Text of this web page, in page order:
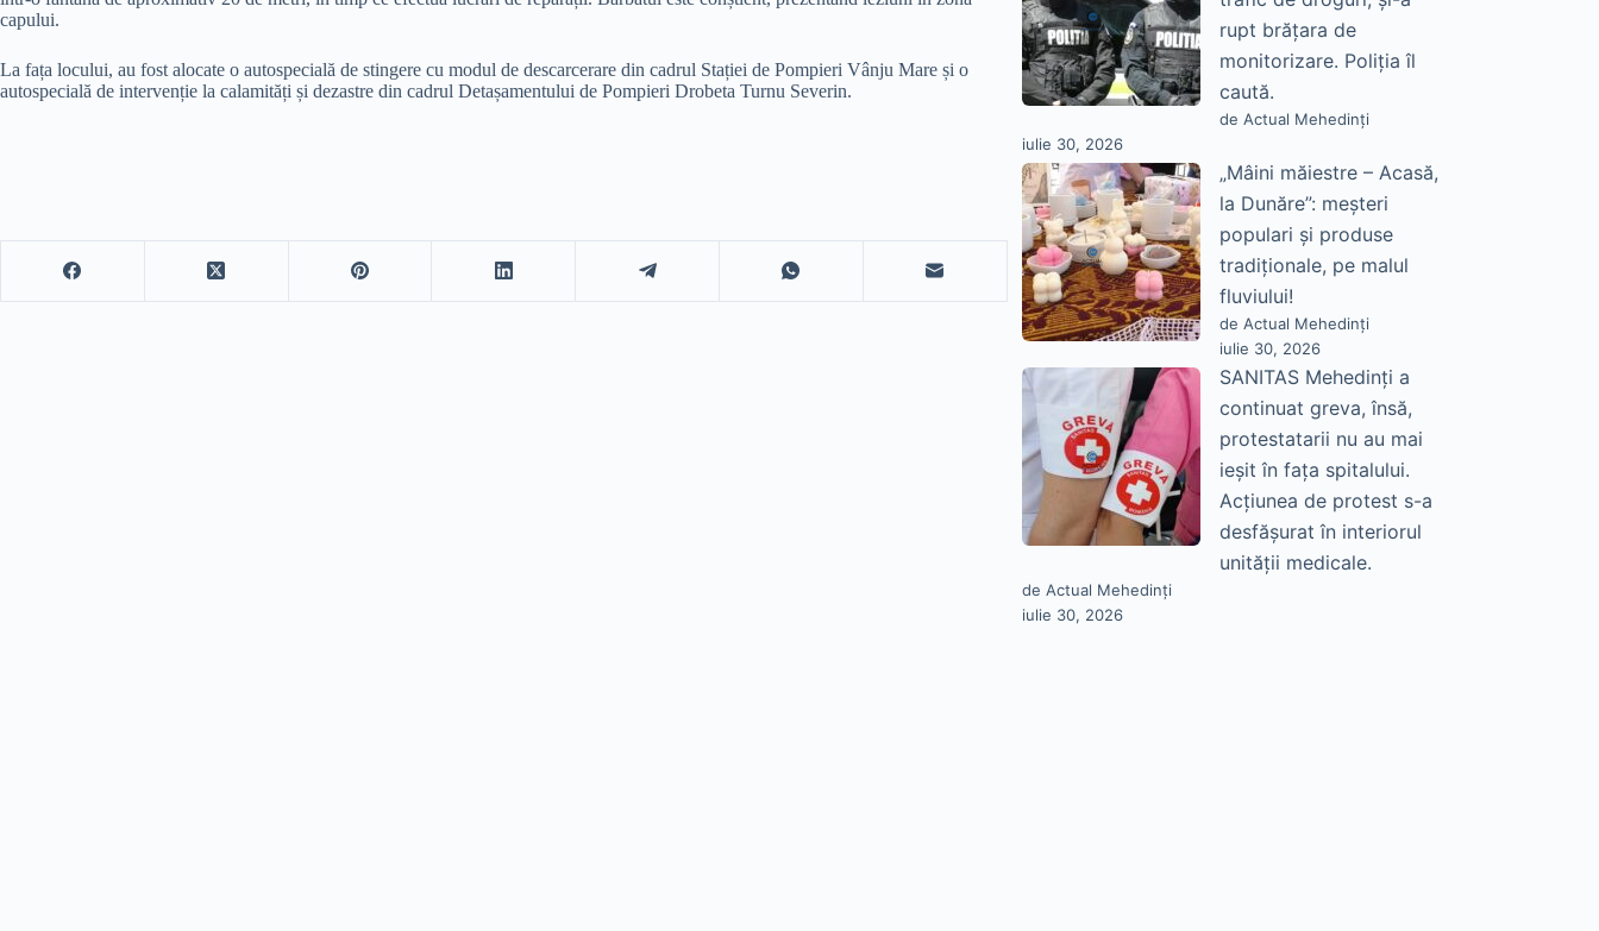
capului.
La fața locului, au fost alocate o autospecială de stingere cu modul de descarcerare din cadrul Stației de Pompieri Vânju Mare și o
autospecială de intervenție la calamități și dezastre din cadrul Detașamentului de Pompieri Drobeta Turnu Severin.
rupt brățara de
monitorizare. Poliția îl
caută.
de Actual Mehedinți
iulie 30, 2026
„Mâini măiestre – Acasă,
la Dunăre”: meșteri
populari și produse
tradiționale, pe malul
fluviului!
de Actual Mehedinți
iulie 30, 2026
SANITAS Mehedinți a
continuat greva, însă,
protestatarii nu au mai
ieșit în fața spitalului.
Acțiunea de protest s-a
desfășurat în interiorul
unității medicale.
de Actual Mehedinți
iulie 30, 2026